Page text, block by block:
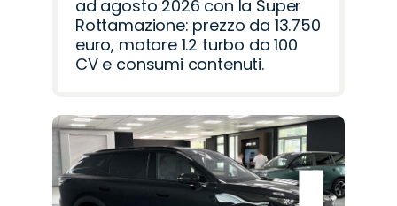
ad agosto 2026 con la Super
Rottamazione: prezzo da 13.750
euro, motore 1.2 turbo da 100
CV e consumi contenuti.